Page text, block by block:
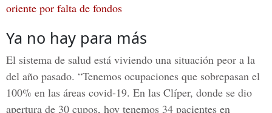
oriente por falta de fondos
Ya no hay para más
El sistema de salud está viviendo una situación peor a la
del año pasado. “Tenemos ocupaciones que sobrepasan el
100% en las áreas covid-19. En las Clíper, donde se dio
apertura de 30 cupos, hoy tenemos 34 pacientes en